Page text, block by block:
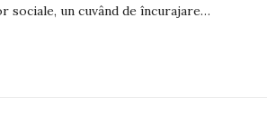
sociale, un cuvând de încurajare…